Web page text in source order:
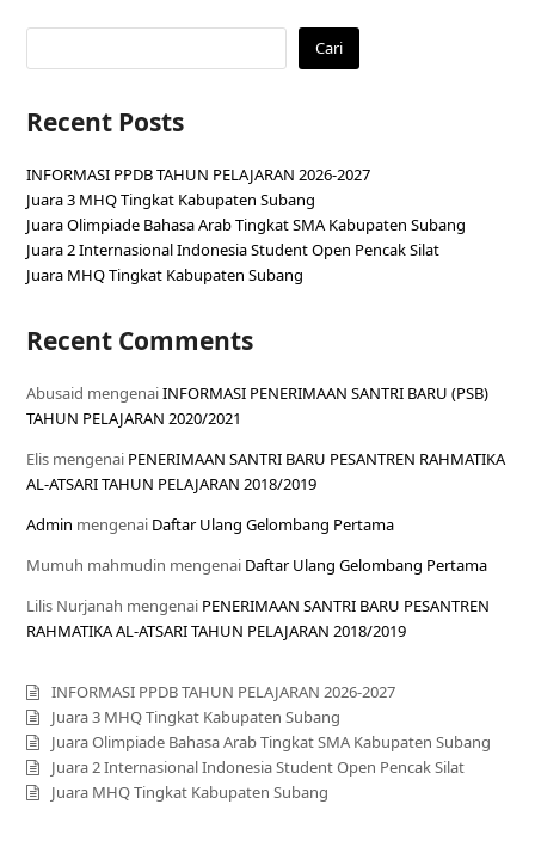
Cari
Recent Posts
INFORMASI PPDB TAHUN PELAJARAN 2026-2027
Juara 3 MHQ Tingkat Kabupaten Subang
Juara Olimpiade Bahasa Arab Tingkat SMA Kabupaten Subang
Juara 2 Internasional Indonesia Student Open Pencak Silat
Juara MHQ Tingkat Kabupaten Subang
Recent Comments
Abusaid mengenaiINFORMASI PENERIMAAN SANTRI BARU (PSB)
TAHUN PELAJARAN 2020/2021
Elis mengenai PENERIMAAN SANTRI BARU PESANTREN RAHMATIKA
AL-ATSARI TAHUN PELAJARAN 2018/2019
Admin mengenai Daftar Ulang Gelombang Pertama
Mumuh mahmudin mengenai Daftar Ulang Gelombang Pertama
Lilis Nurjanah mengenai PENERIMAAN SANTRI BARU PESANTREN
RAHMATIKA AL-ATSARI TAHUN PELAJARAN 2018/2019
INFORMASI PPDB TAHUN PELAJARAN 2026-2027
Juara 3 MHQ Tingkat Kabupaten Subang
Juara Olimpiade Bahasa Arab Tingkat SMA Kabupaten Subang
Juara 2 Internasional Indonesia Student Open Pencak Silat
Juara MHQ Tingkat Kabupaten Subang